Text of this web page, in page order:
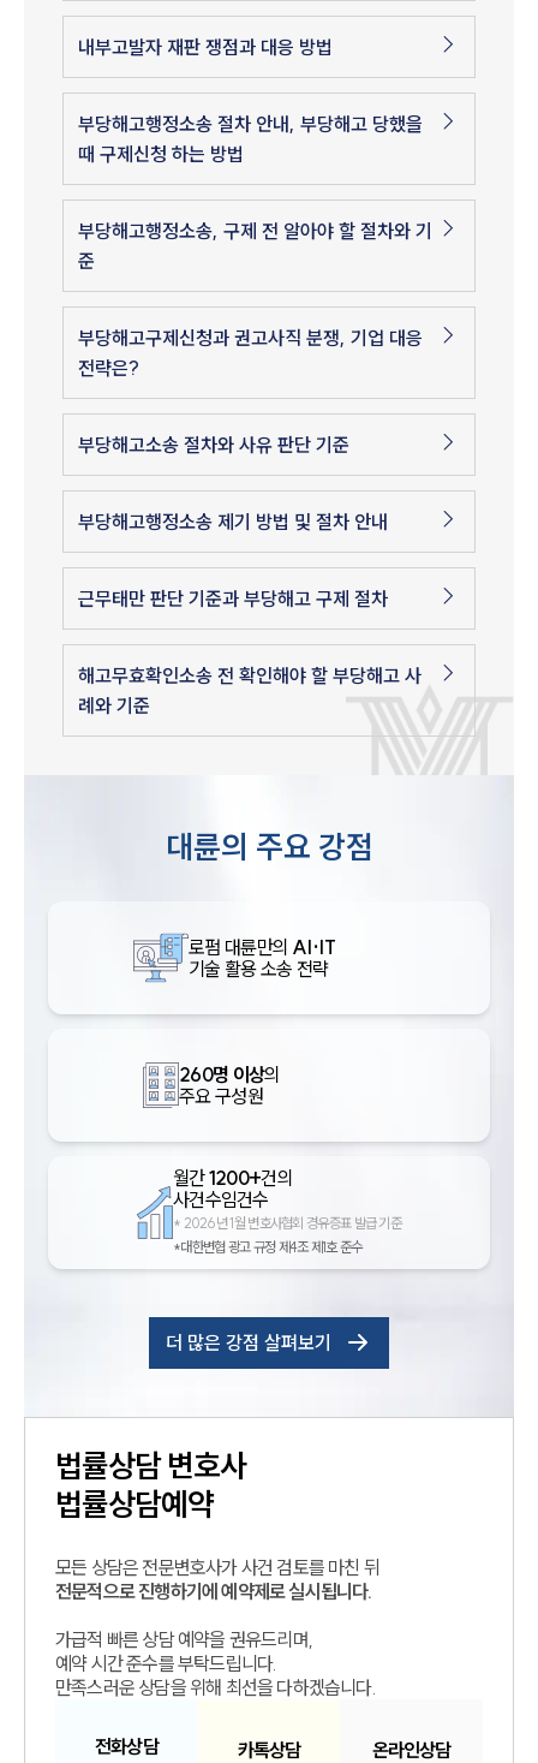
내부고발자 재판 쟁점과 대응 방법
부당해고행정소송 절차 안내, 부당해고 당했을
때 구제신청 하는 방법
부당해고행정소송, 구제 전 알아야 할 절차와 기
준
부당해고구제신청과 권고사직 분쟁, 기업 대응
전략은?
부당해고소송 절차와 사유 판단 기준
부당해고행정소송 제기 방법 및 절차 안내
근무태만 판단 기준과 부당해고 구제 절차
해고무효확인소송 전 확인해야 할 부당해고 사
례와 기준
대륜의 주요 강점
로펌 대륜만의 AI·IT
기술 활용 소송 전략
260명 이상의
주요 구성원
월간1200+건의
사건수임건수
* 2026년 1월 변호사협회 경유증표 발급 기준
*대한변협 광고 규정 제4조 제1호 준수
더 많은 강점 살펴보기
법률상담변호사
법률상담예약
모든 상담은 전문변호사가 사건 검토를 마친 뒤
전문적으로 진행하기에 예약제로 실시됩니다.
가급적 빠른 상담 예약을 권유드리며,
예약 시간 준수를 부탁드립니다.
만족스러운 상담을 위해 최선을 다하겠습니다.
전화상담 카톡상담 온라인상담